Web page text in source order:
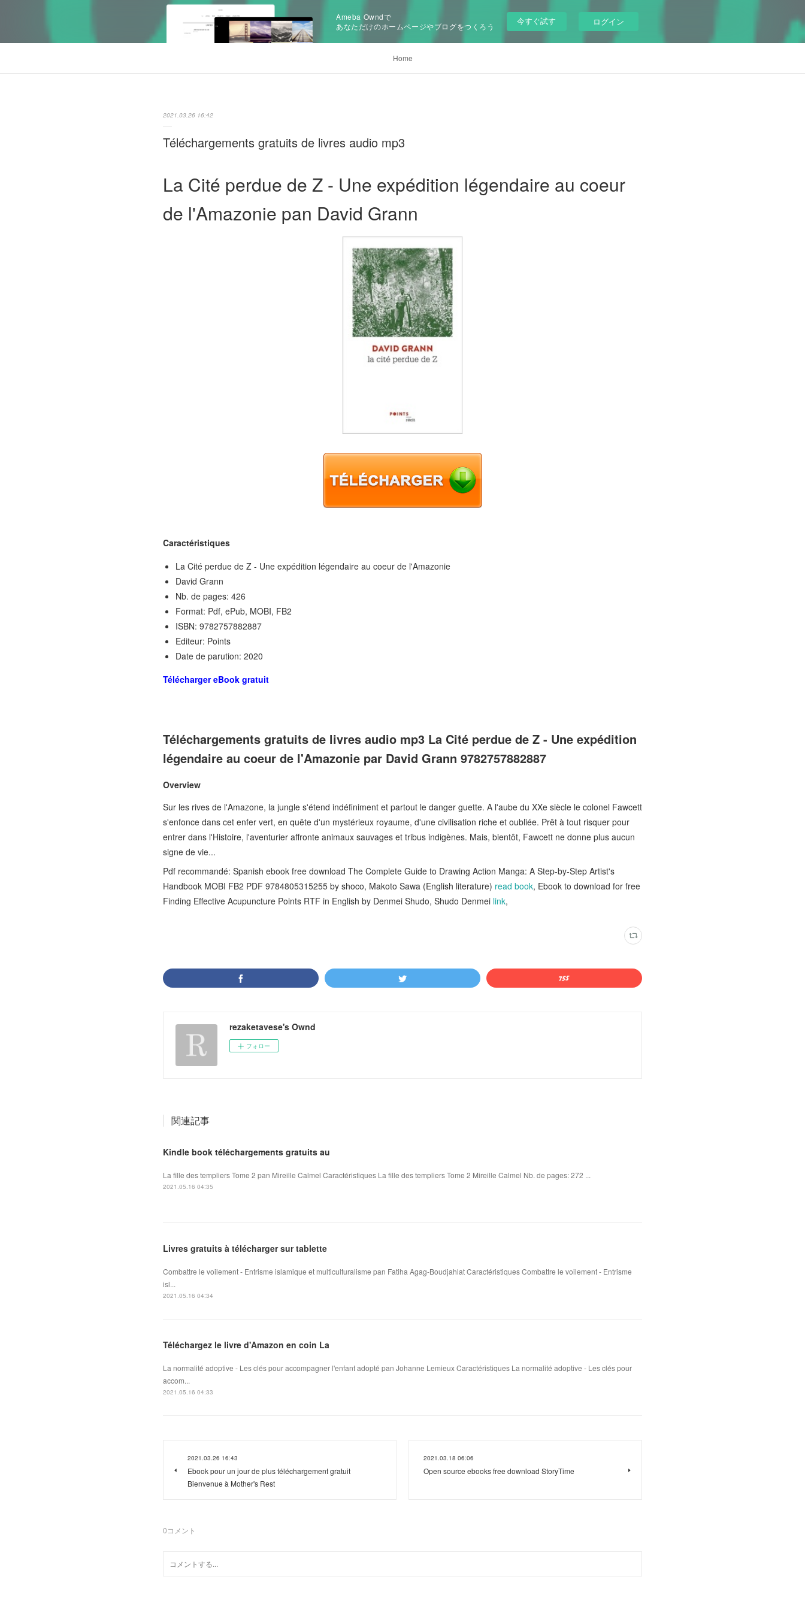
Ameba Owndで
あなただけのホームページやブログをつくろう
今すぐ試す ログイン
Home
2021.03.26 16:42
Téléchargements gratuits de livres audio mp3
La Cité perdue de Z - Une expédition légendaire au coeur
de l'Amazonie pan David Grann
Caractéristiques
La Cité perdue de Z - Une expédition légendaire au coeur de l'Amazonie
David Grann
Nb. de pages: 426
Format: Pdf, ePub, MOBI, FB2
ISBN: 9782757882887
Editeur: Points
Date de parution: 2020
Télécharger eBook gratuit
Téléchargements gratuits de livres audio mp3 La Cité perdue de Z - Une expédition
légendaire au coeur de l'Amazonie par David Grann 9782757882887
Overview
Sur les rives de l'Amazone, la jungle s'étend indéfiniment et partout le danger guette. A l'aube du XXe siècle le colonel Fawcett
s'enfonce dans cet enfer vert, en quête d'un mystérieux royaume, d'une civilisation riche et oubliée. Prêt à tout risquer pour
entrer dans l'Histoire, l'aventurier affronte animaux sauvages et tribus indigènes. Mais, bientôt, Fawcett ne donne plus aucun
signe de vie...
Pdf recommandé: Spanish ebook free download The Complete Guide to Drawing Action Manga: A Step-by-Step Artist's
Handbook MOBI FB2 PDF 9784805315255 by shoco, Makoto Sawa (English literature) read book, Ebook to download for free
Finding Effective Acupuncture Points RTF in English by Denmei Shudo, Shudo Denmei link,
rezaketavese's Ownd
フォロー
関連記事
Kindle book téléchargements gratuits au
La fille des templiers Tome 2 pan Mireille Calmel Caractéristiques La fille des templiers Tome 2 Mireille Calmel Nb. de pages: 272 ...
2021.05.16 04:35
Livres gratuits à télécharger sur tablette
Combattre le voilement - Entrisme islamique et multiculturalisme pan Fatiha Agag-Boudjahlat Caractéristiques Combattre le voilement - Entrisme
isl...
2021.05.16 04:34
Téléchargez le livre d'Amazon en coin La
La normalité adoptive - Les clés pour accompagner l'enfant adopté pan Johanne Lemieux Caractéristiques La normalité adoptive - Les clés pour
accom...
2021.05.16 04:33
2021.03.26 16:43
Ebook pour un jour de plus téléchargement gratuit
Bienvenue à Mother's Rest
2021.03.18 06:06
Open source ebooks free download StoryTime
0コメント